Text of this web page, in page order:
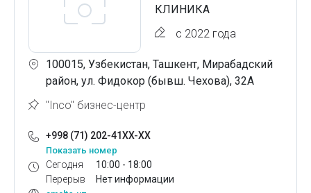
КЛИНИКА
с 2022 года
100015, Узбекистан, Ташкент, Мирабадский
район, ул. Фидокор (бывш. Чехова), 32А
"Inco" бизнес-центр
+998 (71) 202-41XX-XX
Показать номер
Сегодня
Перерыв
10:00 - 18:00
Нет информации